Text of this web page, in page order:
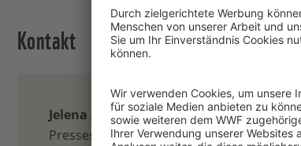
Kontakt
Jelena Admoni
Pressesprecherin für